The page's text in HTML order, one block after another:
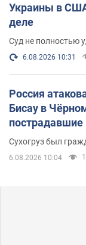
Украины в
деле
Суд не полностью
6.08.2026 10:31
Россия
Бисау в
пострадавшие
Сухогруз был
6.08.2026 10:04